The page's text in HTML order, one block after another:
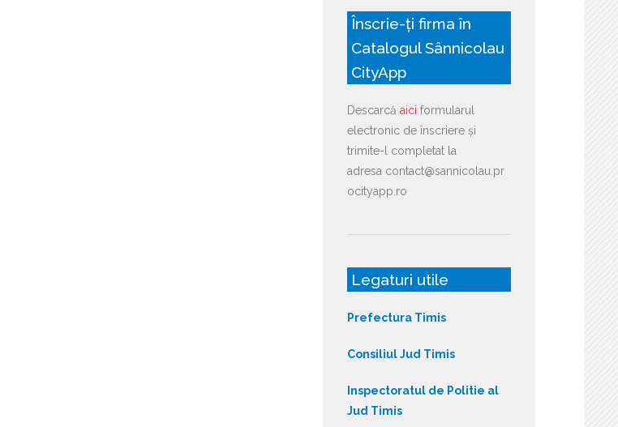
Înscrie-ți firma în
Catalogul Sânnicolau
CityApp
Descarcă aici formularul
electronic de înscriere și
trimite-l completat la
adresa contact@sannicolau.pr
ocityapp.ro
Legaturi utile
Prefectura Timis
Consiliul Jud Timis
Inspectoratul de Politie al
Jud Timis